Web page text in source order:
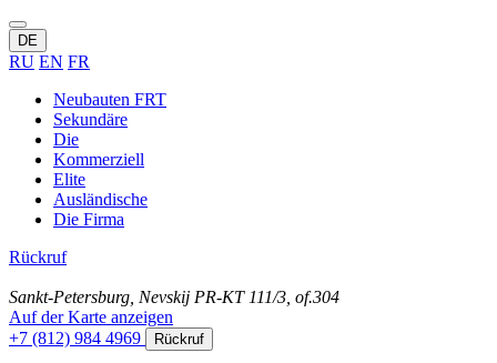
DE
RU EN FR
Neubauten FRT
Sekundäre
Die
Kommerziell
Elite
Ausländische
Die Firma
Rückruf
Sankt-Petersburg, Nevskij PR-KT 111/3, of.304
Auf der Karte anzeigen
+7 (812) 984 4969
Rückruf